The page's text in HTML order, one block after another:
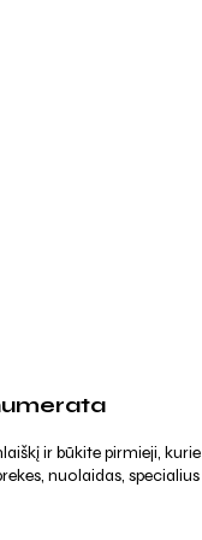
ir būkite pirmieji, kurie
nuolaidas, specialius